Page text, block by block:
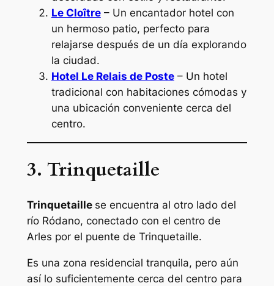
Le Cloître– Un encantador hotel con
un hermoso patio, perfecto para
relajarse después de un día explorando
la ciudad.
Hotel Le Relais de Poste– Un hotel
tradicional con habitaciones cómodas y
una ubicación conveniente cerca del
centro.
3. Trinquetaille
Trinquetaille se encuentra al otro lado del
río Ródano, conectado con el centro de
Arles por el puente de Trinquetaille.
Es una zona residencial tranquila, pero aún
así lo suficientemente cerca del centro para